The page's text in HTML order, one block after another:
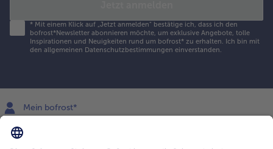
* Mit einem Klick auf „Jetzt anmelden" bestätige ich, dass ich den
bofrost*Newsletter abonnieren möchte, um exklusive Angebote, tolle
Inspirationen und Neuigkeiten rund um bofrost* zu erhalten. Ich bin mit
den allgemeinen Datenschutzbestimmungen einverstanden.
Mein bofrost*
www.bofrost.lu